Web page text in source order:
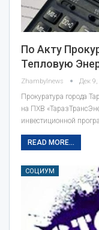
По Акту
Тепловую
Zhambylnews Дек 9,
Прокуратура города
на ПХВ
инвестиционной
READ MORE...
СОЦИУМ